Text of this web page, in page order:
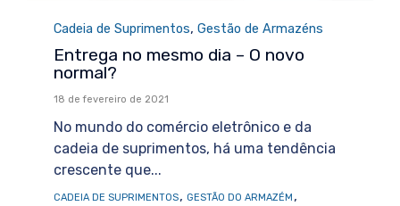
Category
Cadeia de Suprimentos, Gestão de Armazéns
Entrega no mesmo dia – O novo
normal?
18 de fevereiro de 2021
No mundo do comércio eletrônico e da
cadeia de suprimentos, há uma tendência
crescente que...
Tags
CADEIA DE SUPRIMENTOS, GESTÃO DO ARMAZÉM ,